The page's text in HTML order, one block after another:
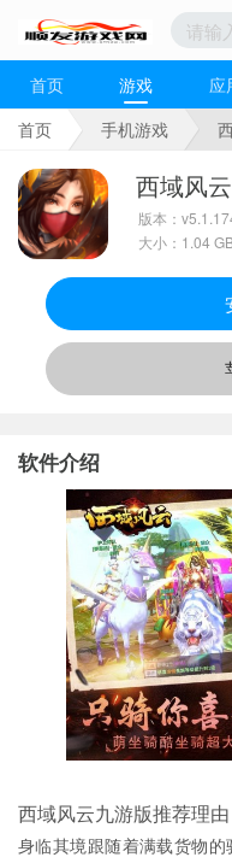
首页 游戏 应
首页
手机游戏
西域风
版本：
大小：1.04
软件介绍
西域风云九游版推荐理由
身临其境跟随着满载货物